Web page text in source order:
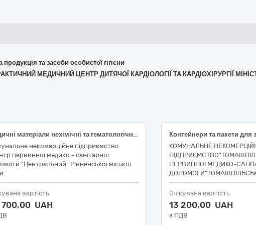
та засоби особистої гігієни
МЕДИЧНИЙ ЦЕНТР ДИТЯЧОЇ КАРДІОЛОГІЇ ТА КАРДІОХІРУРГІЇ
Медичні матеріали нехімічні та гематологічні одноразового застосування
некомерційне підприємство
первинної медико - санітарної
"Центральний" Рівненської міської
вартість
UAH
КОМУНАЛЬНЕ
ПЕРВИННОЇ МЕДИКО-
Очікувана вартість
13 200,00 UAH
з ПДВ